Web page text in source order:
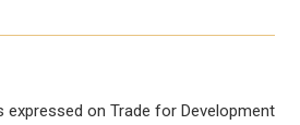
expressed on Trade for Development